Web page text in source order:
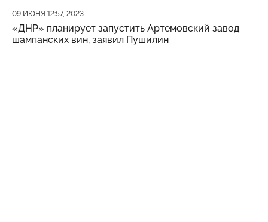
Дата публикации
09 ИЮНЯ 12:57, 2023
«ДНР» планирует запустить Артемовский завод
шампанских вин, заявил Пушилин